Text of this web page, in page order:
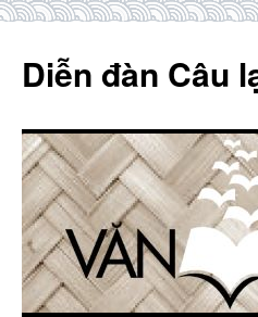
content
Diễn đàn Câu